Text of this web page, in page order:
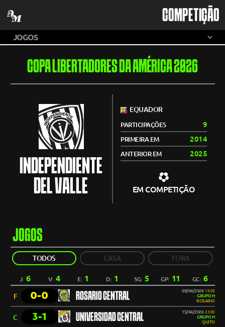
COMPETIÇÃO
COPA LIBERTADORES DA AMÉRICA 2026
INDEPENDIENTE
DEL VALLE
EQUADOR
PARTICIPAÇÕES 9
PRIMEIRA EM 2014
ANTERIOR EM 2025
EM COMPETIÇÃO
JOGOS
TODOS CASA FORA
J: 6 V: 4 E: 1 D: 1 SG: 5 GP: 11 GC: 6
F 0-0 ROSARIO CENTRAL 09/04/2026 19:00
GRUPO H
ROSARIO
C 3-1 UNIVERSIDAD CENTRAL 15/04/2026 23:00
GRUPO H
QUITO